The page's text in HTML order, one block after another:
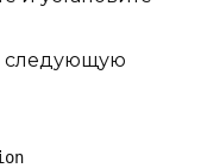
следующую